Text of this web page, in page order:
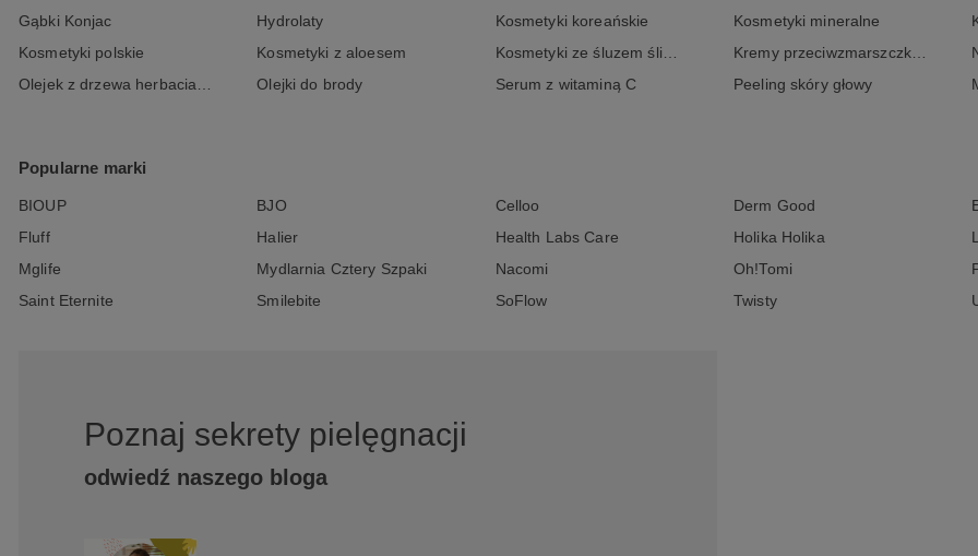
Gąbki Konjac Hydrolaty Kosmetyki koreańskie Kosmetyki mineralne
Kosmetyki polskie
Kosmetyki z aloesem Kosmetyki ze śluzem ślimaka Kremy przeciwzmarszczkowe
Olejek z drzewa herbacianego
Olejki do brody Serum z witaminą C Peeling skóry głowy
Popularne marki
BIOUP BJO Celloo Derm Good
Fluff
Halier Health Labs Care Holika Holika
Mglife
Mydlarnia Cztery Szpaki Nacomi Oh!Tomi
Saint Eternite
Smilebite SoFlow Twisty
Poznaj sekrety pielęgnacji
odwiedź naszego bloga